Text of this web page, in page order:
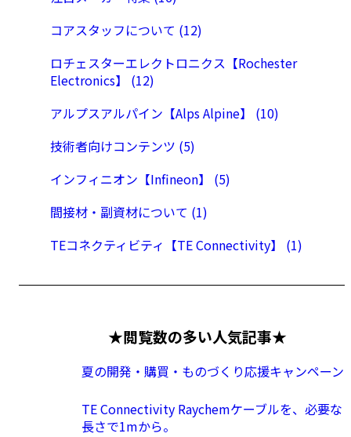
コアスタッフについて (12)
ロチェスターエレクトロニクス【Rochester
Electronics】 (12)
アルプスアルパイン【Alps Alpine】 (10)
技術者向けコンテンツ (5)
インフィニオン【Infineon】 (5)
間接材・副資材について (1)
TEコネクティビティ【TE Connectivity】 (1)
★閲覧数の多い人気記事★
夏の開発・購買・ものづくり応援キャンペーン
TE Connectivity Raychemケーブルを、必要な
長さで1mから。